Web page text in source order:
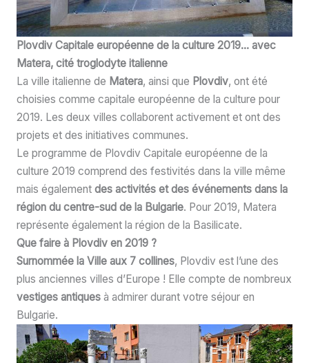
Plovdiv Capitale européenne de la culture 2019… avec
Matera, cité troglodyte italienne
La ville italienne de Matera, ainsi que Plovdiv, ont été
choisies comme capitale européenne de la culture pour
2019. Les deux villes collaborent activement et ont des
projets et des initiatives communes.
Le programme de Plovdiv Capitale européenne de la
culture 2019 comprend des festivités dans la ville même
mais également des activités et des événements dans la
région du centre-sud de la Bulgarie. Pour 2019, Matera
représente également la région de la Basilicate.
Que faire à Plovdiv en 2019 ?
Surnommée la Ville aux 7 collines, Plovdiv est l’une des
plus anciennes villes d’Europe ! Elle compte de nombreux
vestiges antiquesà admirer durant votre séjour en
Bulgarie.